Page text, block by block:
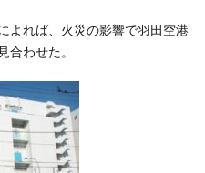
よれば、火災の影響で羽田空港
合わせた。